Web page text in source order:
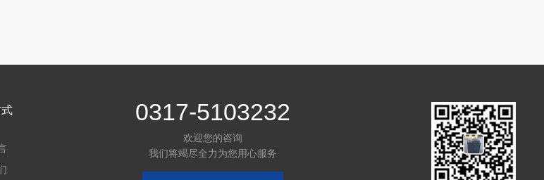
0317-5103232
欢迎您的咨询
我们将竭尽全力为您用心服务